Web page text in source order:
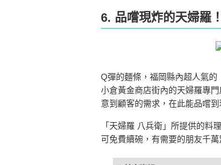
6. 品嚐現炸的天婦羅
Q彈的麵條，福岡縣內超人氣
小倉黃金商店街內的天婦羅專
意到顧客的需求，在此能品嚐到
「天婦羅 八兵衛」所提供的料
可免費續碗，有需要的朋友千萬